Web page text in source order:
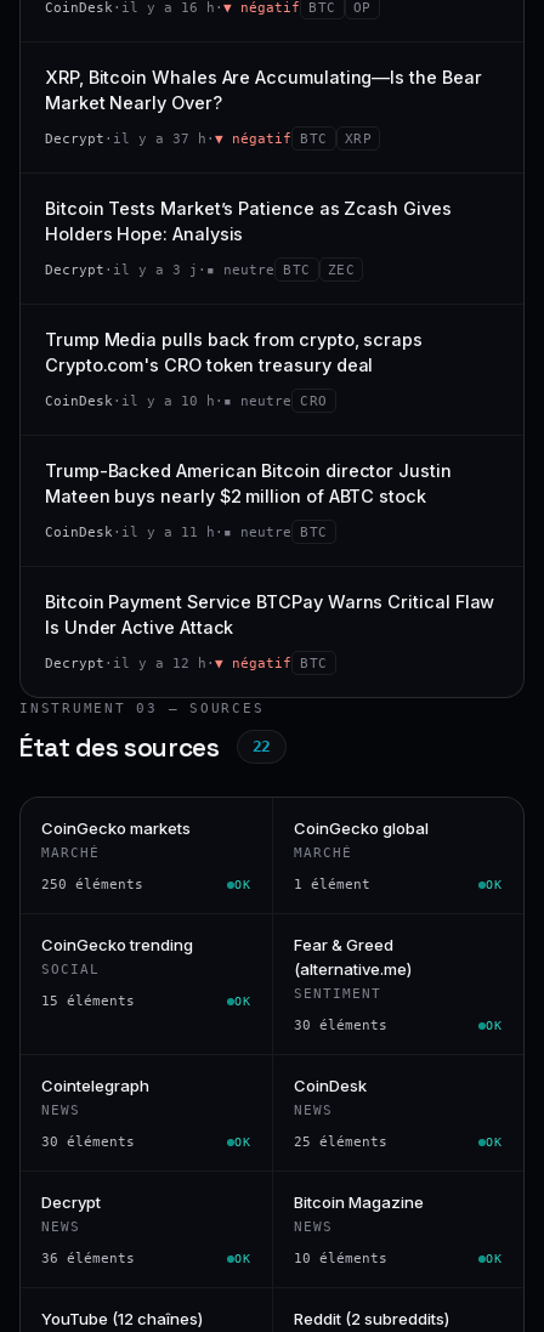
−0,1 % +0,1 %
−0,1 % #29
CONFIANCE
477 M$ 1 464 $
+0,6 % −3,6 %
−94,7 % #102
CONFIANCE
CoinDesk · il y a 16 h · ▼ négatif BTC OP
XRP, Bitcoin Whales Are Accumulating—Is the Bear
Market Nearly Over?
Decrypt · il y a 37 h · ▼ négatif BTC XRP
Bitcoin Tests Market’s Patience as Zcash Gives
Holders Hope: Analysis
Decrypt · il y a 3 j · ▪ neutre BTC ZEC
Trump Media pulls back from crypto, scraps
Crypto.com's CRO token treasury deal
CoinDesk · il y a 10 h · ▪ neutre CRO
Trump-Backed American Bitcoin director Justin
Mateen buys nearly $2 million of ABTC stock
CoinDesk · il y a 11 h · ▪ neutre BTC
Bitcoin Payment Service BTCPay Warns Critical Flaw
Is Under Active Attack
Decrypt · il y a 12 h · ▼ négatif BTC
INSTRUMENT 03 — SOURCES
État des sources 22
CoinGecko markets
MARCHÉ
250 éléments OK
CoinGecko global
MARCHÉ
1 élément OK
CoinGecko trending
SOCIAL
15 éléments OK
Fear & Greed
(alternative.me)
SENTIMENT
30 éléments OK
Cointelegraph
NEWS
30 éléments OK
CoinDesk
NEWS
25 éléments OK
Decrypt
NEWS
36 éléments OK
Bitcoin Magazine
NEWS
10 éléments OK
YouTube (12 chaînes) Reddit (2 subreddits)